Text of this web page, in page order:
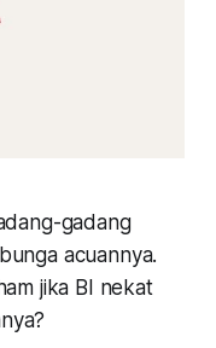
gadang
acuannya.
jika BI nekat